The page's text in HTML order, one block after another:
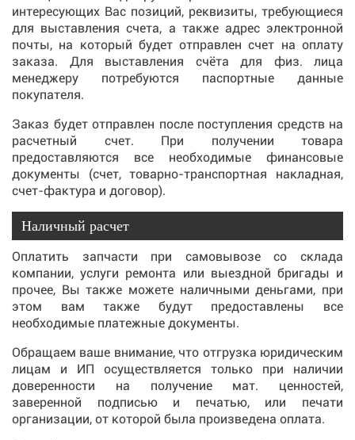
интересующих Вас позиций, реквизиты, требующиеся
для выставления счета, а также адрес электронной
почты, на который будет отправлен счет на оплату
заказа. Для выставления счёта для физ. лица
менеджеру потребуются паспортные данные
покупателя.
Заказ будет отправлен после поступления средств на
расчетный счет. При получении товара
предоставляются все необходимые финансовые
документы (счет, товарно-транспортная накладная,
счет-фактура и договор).
Наличный расчет
Оплатить запчасти при самовывозе со склада
компании, услуги ремонта или выездной бригады и
прочее, Вы также можете наличными деньгами, при
этом вам также будут предоставлены все
необходимые платежные документы.
Обращаем ваше внимание, что отгрузка юридическим
лицам и ИП осуществляется только при наличии
доверенности на получение мат. ценностей,
заверенной подписью и печатью, или печати
организации, от которой была произведена оплата.